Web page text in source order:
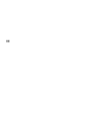
"